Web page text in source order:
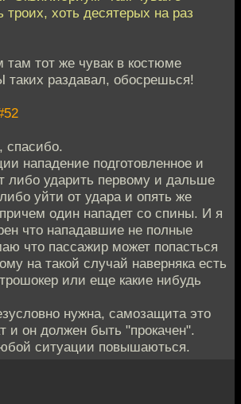
троих, хоть десятерых на раз
тот же чувак в костюме
раздавал, обосрешься!
спасибо.
нападение подготовленное и
либо ударить первому и дальше
уйти от удара и опять же
один нападет со спины. И я
что нападавшие не полные
что пассажир может попасться
на такой случай наверняка есть
или еще какие нибудь
нужна, самозащита это
и он должен быть "прокачен".
ситуации повышаються.